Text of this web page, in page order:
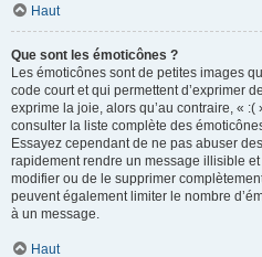
Haut
Que sont les émoticônes ?
Les émoticônes sont de petites images
code court et qui permettent d’exprimer
exprime la joie, alors qu’au contraire, «
consulter la liste complète des
Essayez cependant de ne pas abuser
rapidement rendre un message illisible
modifier ou de le supprimer
peuvent également limiter le nombre
à un message.
Haut